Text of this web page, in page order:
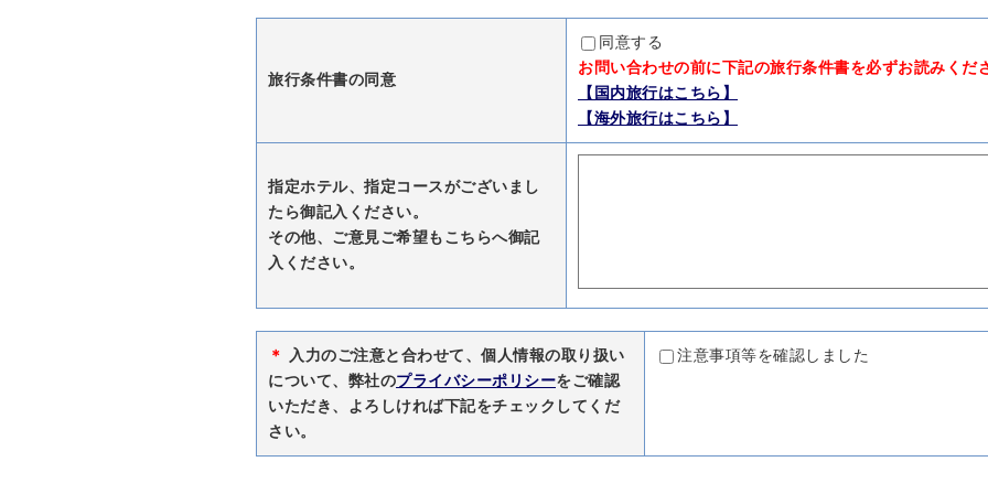
旅行条件書の同意
同意する
お問い合わせの前に下記の旅行条件書を必ずお読みくだ
【国内旅行はこちら】
【海外旅行はこちら】
指定ホテル、指定コースがございまし
たら御記入ください。
その他、ご意見ご希望もこちらへ御記
入ください。
＊
入力のご注意と合わせて、個人情報の取り扱い
について、弊社のプライバシーポリシーをご確認
いただき、よろしければ下記をチェックしてくだ
さい。
注意事項等を確認しました